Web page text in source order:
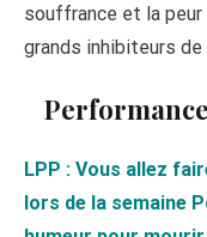
souffrance et la
grands inhibiteurs de
LPP : Vous allez
lors de la semaine